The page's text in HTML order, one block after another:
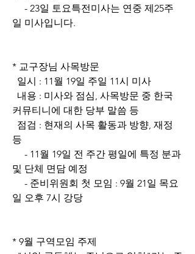
- 23일 토요특전미사는 연중 제25주
일 미사입니다.
* 교구장님 사목방문
일시 : 11월 19일 주일 11시 미사
내용 : 미사와 점심, 사목방문 중 한국
커뮤티니에 대한 당부 말씀 등
점검 : 현재의 사목 활동과 방향, 재정
등
및 단체 면담 예정
일 오후 7시 강당
* 9월 구역모임 주제